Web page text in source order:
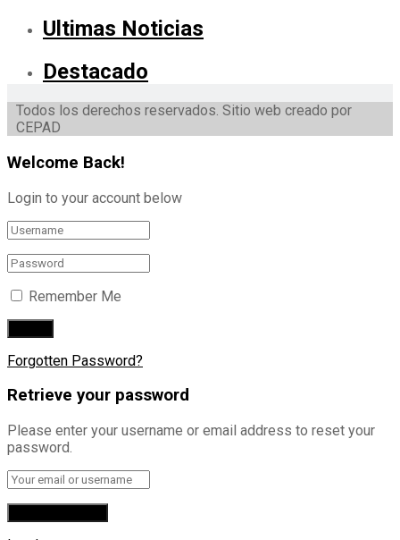
Ultimas Noticias
Destacado
Todos los derechos reservados. Sitio web creado por
CEPAD
Welcome Back!
Login to your account below
Remember Me
Forgotten Password?
Retrieve your password
Please enter your username or email address to reset your
password.